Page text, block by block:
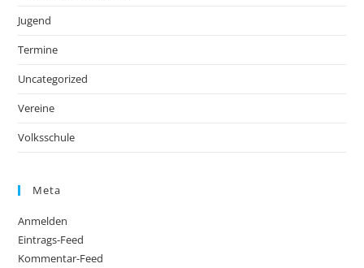
Jugend
Termine
Uncategorized
Vereine
Volksschule
Meta
Anmelden
Eintrags-Feed
Kommentar-Feed